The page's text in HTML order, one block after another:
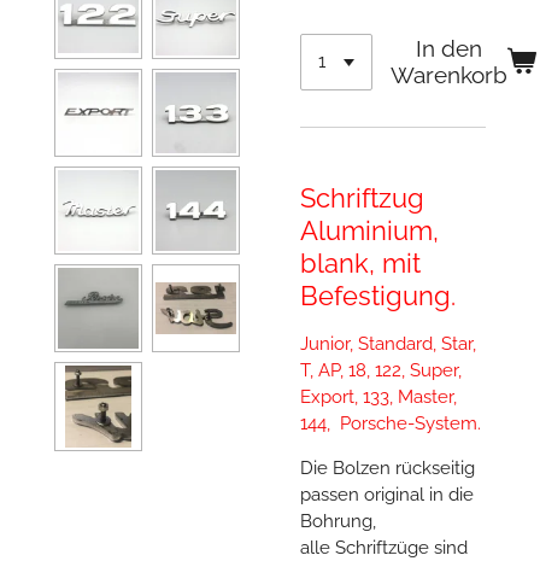
In den
Warenkorb
Schriftzug
Aluminium,
blank, mit
Befestigung.
Junior, Standard, Star,
T, AP, 18, 122, Super,
Export, 133, Master,
144, Porsche-System.
Die Bolzen rückseitig
passen original in die
Bohrung,
alle Schriftzüge sind